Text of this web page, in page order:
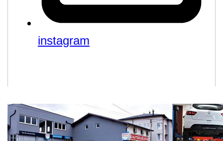
instagram